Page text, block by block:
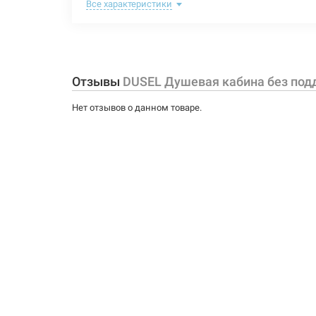
Задняя стенка:
Крыша:
Все характеристики
Отзывы DUSEL Душевая кабина без
Нет отзывов о данном товаре.